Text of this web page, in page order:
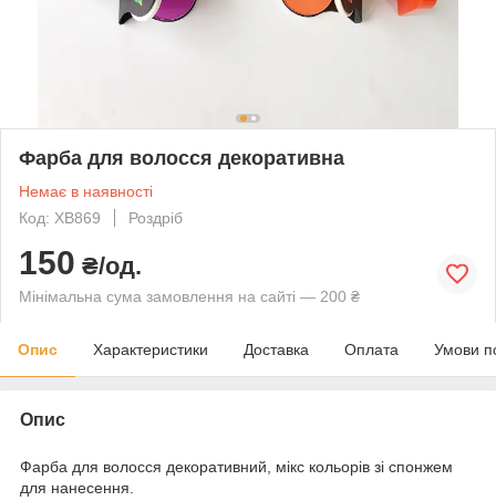
Фарба для волосся декоративна
Немає в наявності
Код: XB869
Роздріб
150 ₴/од.
Мінімальна сума замовлення на сайті — 200 ₴
Опис Характеристики Доставка Оплата Умови
Опис
Фарба для волосся декоративний, мікс кольорів зі спонжем
для нанесення.